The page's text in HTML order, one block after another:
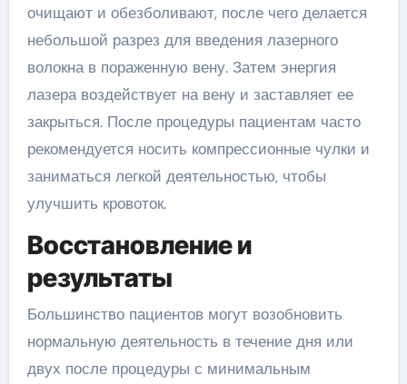
очищают и обезболивают, после чего делается
небольшой разрез для введения лазерного
волокна в пораженную вену. Затем энергия
лазера воздействует на вену и заставляет ее
закрыться. После процедуры пациентам часто
рекомендуется носить компрессионные чулки и
заниматься легкой деятельностью, чтобы
улучшить кровоток.
Восстановление и
результаты
Большинство пациентов могут возобновить
нормальную деятельность в течение дня или
двух после процедуры с минимальным